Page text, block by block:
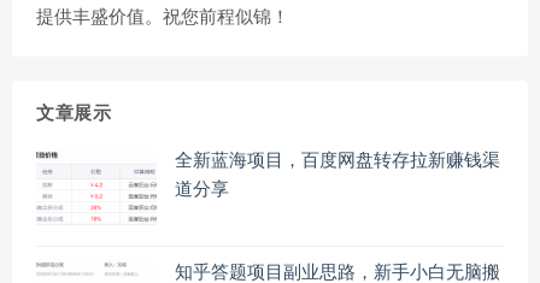
提供丰盛价值。祝您前程似锦！
文章展示
全新蓝海项目，百度网盘转存拉新赚钱渠
道分享
知乎答题项目副业思路，新手小白无脑搬